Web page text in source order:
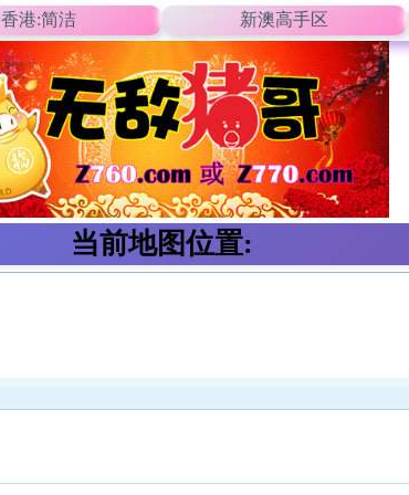
香港:简洁 新澳高手区
当前地图位置: